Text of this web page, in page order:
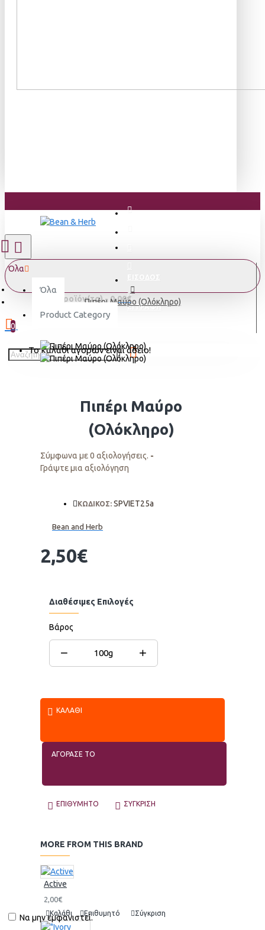
Να μην εμφανιστεί.
ΕΓΓΡΑΦΗ
Όλα
Όλα
Product Category
0 προϊόν(τα) - 0,00€
0
Το καλάθι αγορών είναι άδειο!
Πιπέρι Μαύρο (Ολόκληρο)
Πιπέρι Μαύρο
(Ολόκληρο)
Σύμφωνα με 0 αξιολογήσεις. -
Γράψτε μια αξιολόγηση
2,50€
ΚΩΔΙΚΟΣ: SPVIET25a
Bean and Herb
Διαθέσιμες Επιλογές
Βάρος
− 100g +
ΚΑΛΆΘΙ
ΑΓΟΡΑΣΕ ΤΟ
ΕΠΙΘΥΜΗΤΌ ΣΎΓΚΡΙΣΗ
MORE FROM THIS BRAND
Active
2,00€
Καλάθι Επιθυμητό Σύγκριση